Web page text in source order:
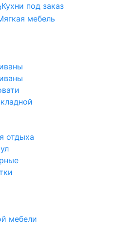
Кухни под заказ
мебель
отдыха
мебели